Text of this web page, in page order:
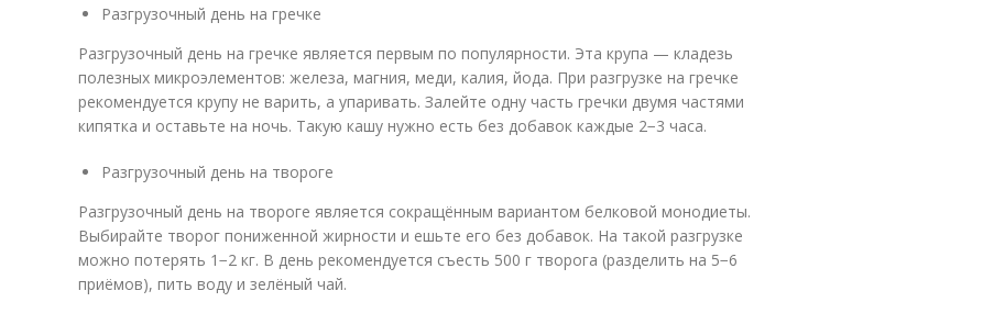
Разгрузочный день на гречке
Разгрузочный день на гречке является первым по популярности. Эта крупа — кладезь
полезных микроэлементов: железа, магния, меди, калия, йода. При разгрузке на гречке
рекомендуется крупу не варить, а упаривать. Залейте одну часть гречки двумя частями
кипятка и оставьте на ночь. Такую кашу нужно есть без добавок каждые 2−3 часа.
Разгрузочный день на твороге
Разгрузочный день на твороге является сокращённым вариантом белковой монодиеты.
Выбирайте творог пониженной жирности и ешьте его без добавок. На такой разгрузке
можно потерять 1−2 кг. В день рекомендуется съесть 500 г творога (разделить на 5−6
приёмов), пить воду и зелёный чай.